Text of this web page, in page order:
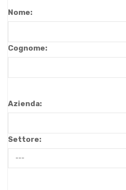
Nome:
Cognome:
Azienda:
Settore: